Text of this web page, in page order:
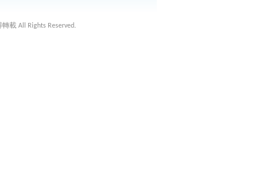
載 All Rights Reserved.